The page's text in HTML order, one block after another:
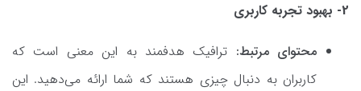
2- بهبود تجربه کاربری
محتوای مرتبط: ترافیک هدفمند به این معنی است که
کاربران به دنبال چیزی هستند که شما ارائه می‌دهید. این